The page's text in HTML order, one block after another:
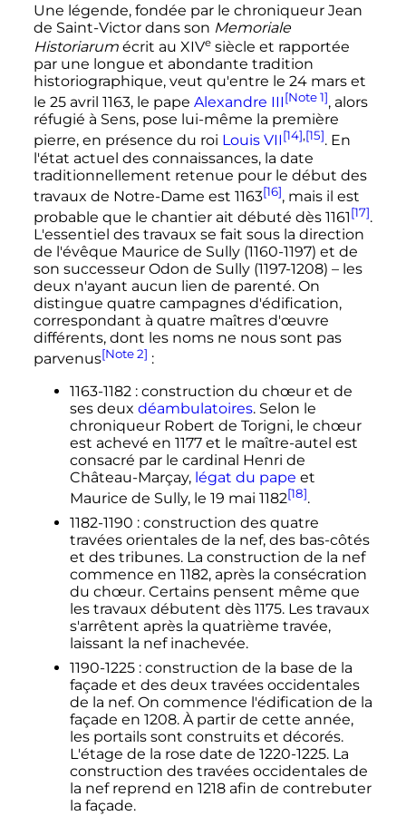
Une légende, fondée par le chroniqueur Jean
de Saint-Victor dans son Memoriale
Historiarumécrit au XIVe siècle et rapportée
par une longue et abondante tradition
historiographique, veut qu'entre le 24 mars et
le 25 avril 1163, le pape Alexandre III[Note 1], alors
réfugié à Sens, pose lui-même la première
pierre, en présence du roi Louis VII[14],[15]. En
l'état actuel des connaissances, la date
traditionnellement retenue pour le début des
travaux de Notre-Dame est 1163[16], mais il est
probable que le chantier ait débuté dès 1161[17].
L'essentiel des travaux se fait sous la direction
de l'évêque Maurice de Sully (1160-1197) et de
son successeur Odon de Sully (1197-1208) – les
deux n'ayant aucun lien de parenté. On
distingue quatre campagnes d'édification,
correspondant à quatre maîtres d'œuvre
différents, dont les noms ne nous sont pas
parvenus[Note 2] :
1163-1182 : construction du chœur et de
ses deux déambulatoires. Selon le
chroniqueur Robert de Torigni, le chœur
est achevé en 1177 et le maître-autel est
consacré par le cardinal Henri de
Château-Marçay, légat du pape et
Maurice de Sully, le 19 mai 1182[18].
1182-1190 : construction des quatre
travées orientales de la nef, des bas-côtés
et des tribunes. La construction de la nef
commence en 1182, après la consécration
du chœur. Certains pensent même que
les travaux débutent dès 1175. Les travaux
s'arrêtent après la quatrième travée,
laissant la nef inachevée.
1190-1225 : construction de la base de la
façade et des deux travées occidentales
de la nef. On commence l'édification de la
façade en 1208. À partir de cette année,
les portails sont construits et décorés.
L'étage de la rose date de 1220-1225. La
construction des travées occidentales de
la nef reprend en 1218 afin de contrebuter
la façade.